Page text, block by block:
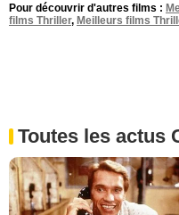
Pour découvrir d'autres films :
films Thriller, Meilleurs films
Toutes les actus